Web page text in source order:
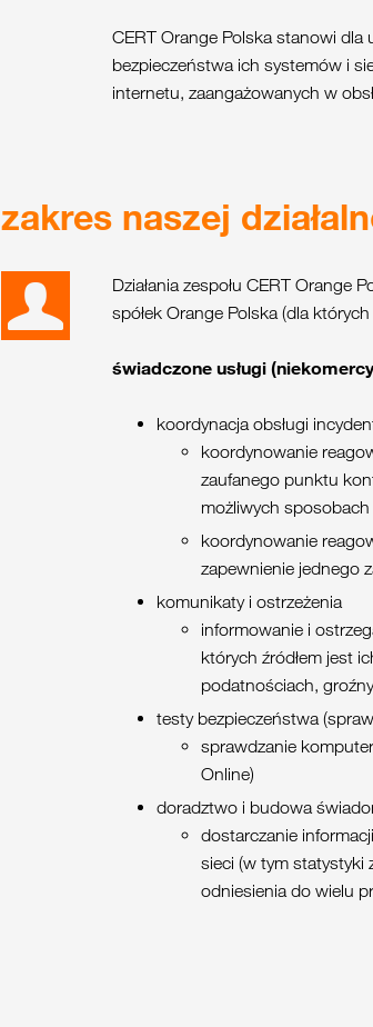
CERT Orange Polska stanowi
bezpieczeństwa ich systemów i
internetu, zaangażowanych w
zakres naszej
Działania zespołu CERT
spółek Orange Polska (dla
świadczone usługi
koordynacja obsługi
koordynowanie
zaufanego punktu
możliwych
koordynowanie
zapewnienie jednego
komunikaty i ostrzeżenia
informowanie i
których źródłem jest
podatnościach,
testy bezpieczeństwa
sprawdzanie
Online)
doradztwo i budowa
dostarczanie
sieci (w tym statystyki
odniesienia do wielu